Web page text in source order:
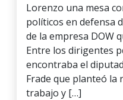
Lorenzo una mesa
políticos en defensa
de la empresa DOW
Entre los dirigentes
encontraba el
Frade que planteó la
trabajo y […]